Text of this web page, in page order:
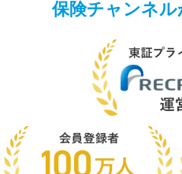
保険チャンネ